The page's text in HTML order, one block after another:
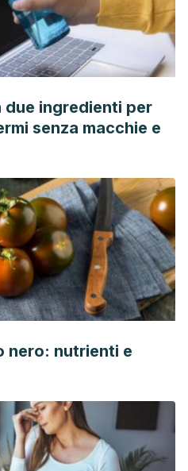
due ingredienti per
senza macchie e
nero: nutrienti e